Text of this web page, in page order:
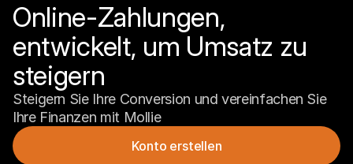
Online-Zahlungen,
entwickelt, um Umsatz zu
steigern
Steigern Sie Ihre Conversion und vereinfachen Sie
Ihre Finanzen mit Mollie
Konto erstellen